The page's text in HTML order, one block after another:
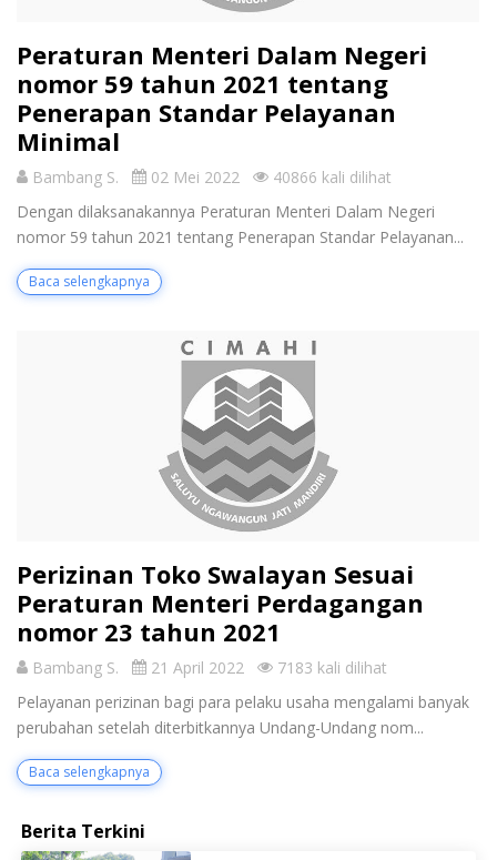
Peraturan Menteri Dalam Negeri
nomor 59 tahun 2021 tentang
Penerapan Standar Pelayanan
Minimal
Bambang S. 02 Mei 2022
40866 kali dilihat
Dengan dilaksanakannya Peraturan Menteri Dalam Negeri
nomor 59 tahun 2021 tentang Penerapan Standar Pelayanan...
Baca selengkapnya
Perizinan Toko Swalayan Sesuai
Peraturan Menteri Perdagangan
nomor 23 tahun 2021
Bambang S. 21 April 2022
7183 kali dilihat
Pelayanan perizinan bagi para pelaku usaha mengalami banyak
perubahan setelah diterbitkannya Undang-Undang nom...
Baca selengkapnya
Berita Terkini